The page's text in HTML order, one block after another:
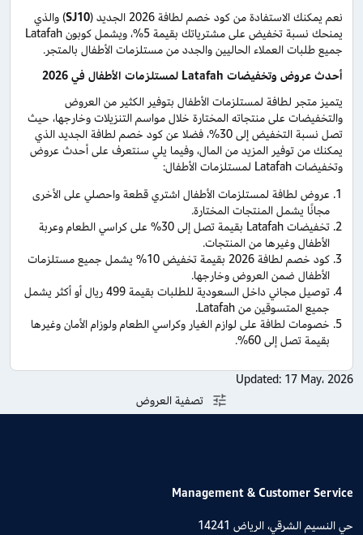
نعم يمكنك الاستفادة من كود خصم لطافة 2026 الجديد ( SJ10) والذي
يمنحك نسبة تخفيض على مشترياتك بقيمة 5%، ويشمل كوبون Latafah
جميع طلبات العملاء الحاليين والجدد من مستلزمات الأطفال بالمتجر.
أحدث عروض وتخفيضات
لمستلزمات الأطفال في 2026
يتميز متجر لطافة لمستلزمات الأطفال بتوفير الكثير من العروض
والتخفيضات على منتجاته المختارة خلال مواسم التنزيلات وخارجها، حيث
تصل نسبة التخفيض إلى 30%، فضلا عن كود خصم لطافة الجديد الذي
يمكنك من توفير المزيد من المال، وفيما يلي سنتعرف على أحدث عروض
وتخفيضات Latafah لمستلزمات الأطفال:
عروض لطافة لمستلزمات الأطفال اشتري قطعة واحصلي على الأخرى
مجانًا يشمل المنتجات المختارة.
تخفيضات Latafah بقيمة تصل إلى 30% على كراسي الطعام وعربة
الأطفال وغيرها من المنتجات.
كود خصم لطافة 2026 بقيمة تخفيض 10% يشمل جميع مستلزمات
الأطفال ضمن العروض وخارجها.
توصيل مجاني داخل السعودية للطلبات بقيمة 499 ريال أو أكثر يشمل
جميع المتسوقين من Latafah.
خصومات لطافة على لوازم الغيار وكراسي الطعام ولوزام الأمان وغيرها
بقيمة تصل إلى 60%.
Updated: 17 May، 2026
تصفية العروض
Management & Customer Service
حي النسيم الشرقي، الرياض 14241